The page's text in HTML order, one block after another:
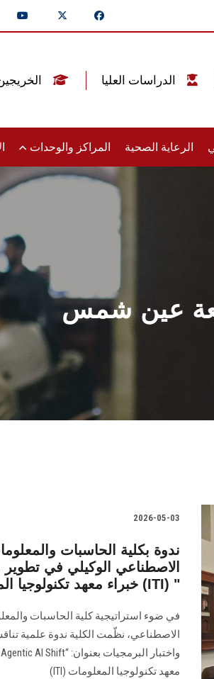
الرعاية الصحية المراكز والوحدات
عين شمس
2026-05-03
ندوة بكلية الحاسبات
الاصطناعي الوكيلي في تطوير
خبراء معهد تكنولوجيا المعلومات (ITI) "
في ضوء استراتيجية كلية الحاسبات
الاصطناعي، نظّمت الكلية ندوة علمية
معهد تكنولوجيا المعلومات (ITI)